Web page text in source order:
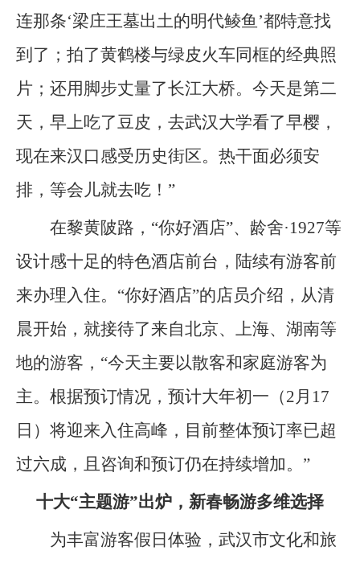
连那条‘梁庄王墓出土的明代鲮鱼’都特意找
到了；拍了黄鹤楼与绿皮火车同框的经典照
片；还用脚步丈量了长江大桥。今天是第二
天，早上吃了豆皮，去武汉大学看了早樱，
现在来汉口感受历史街区。热干面必须安
排，等会儿就去吃！”
在黎黄陂路，“你好酒店”、龄舍·1927等
设计感十足的特色酒店前台，陆续有游客前
来办理入住。“你好酒店”的店员介绍，从清
晨开始，就接待了来自北京、上海、湖南等
地的游客，“今天主要以散客和家庭游客为
主。根据预订情况，预计大年初一（2月17
日）将迎来入住高峰，目前整体预订率已超
过六成，且咨询和预订仍在持续增加。”
十大“主题游”出炉，新春畅游多维选择
为丰富游客假日体验，武汉市文化和旅